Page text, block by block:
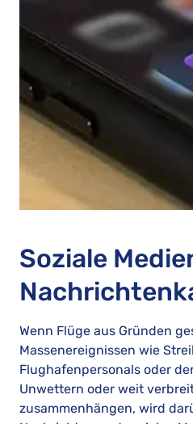
Soziale
Wenn Flüge aus Gründen
Massenereignissen wie
Flughafenpersonals oder
Unwettern oder weit
zusammenhängen, wird